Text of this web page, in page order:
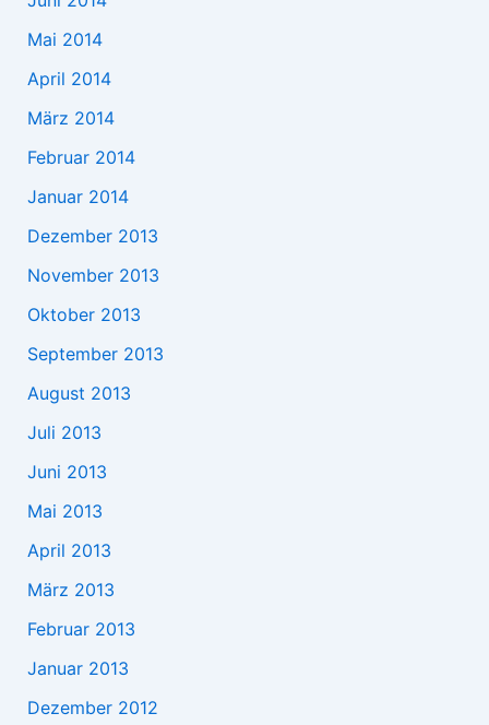
Mai 2014
April 2014
März 2014
Februar 2014
Januar 2014
Dezember 2013
November 2013
Oktober 2013
September 2013
August 2013
Juli 2013
Juni 2013
Mai 2013
April 2013
März 2013
Februar 2013
Januar 2013
Dezember 2012